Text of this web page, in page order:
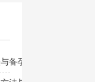
备孕成功率全解析